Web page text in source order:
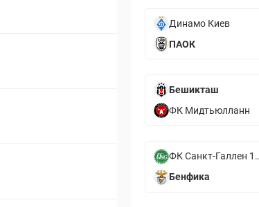
Динамо Киев
ПАОК
Бешикташ
ФК Мидтьюлланн
ФК
Бенфика